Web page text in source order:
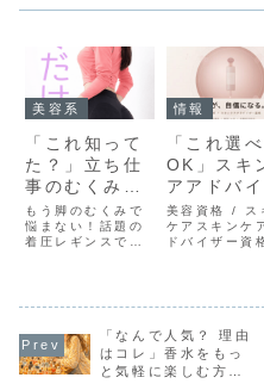
美容系
「これ知って
た？」立ち仕
事のむくみ脚
を解消！SNS
で話題の着圧
レギンスで美
もう脚のむくみで
悩まない！話題の
着圧レギンスで美
と靴がきつくな
る…。そんな悩み
を抱えている方
に、私がおすすめ
情報
「これ選
OK」スキ
アアドバイ
ー資格は
ある？ 美
プロが「
美容資格 / ス
ケアスキンケ
ドバイザー資
疑問、ちゃん
えます。取る
知っておくべ
と、全部。こ
「なんで人気？ 理由
はコレ」香水をもっ
と気軽に楽しむ方法